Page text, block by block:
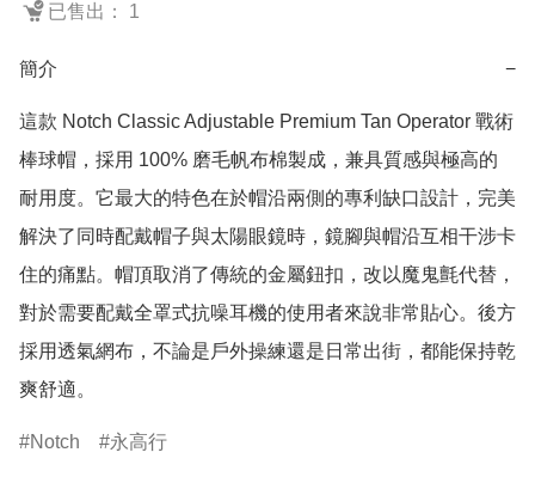
已售出： 1
簡介 −
這款 Notch Classic Adjustable Premium Tan Operator 戰術
棒球帽，採用 100% 磨毛帆布棉製成，兼具質感與極高的
耐用度。它最大的特色在於帽沿兩側的專利缺口設計，完美
解決了同時配戴帽子與太陽眼鏡時，鏡腳與帽沿互相干涉卡
住的痛點。帽頂取消了傳統的金屬鈕扣，改以魔鬼氈代替，
對於需要配戴全罩式抗噪耳機的使用者來說非常貼心。後方
採用透氣網布，不論是戶外操練還是日常出街，都能保持乾
爽舒適。
Notch 永高行